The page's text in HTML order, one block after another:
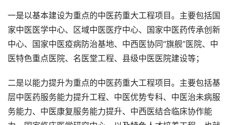
一是以基本建设为重点的中医药重大工程项目。主要包括国
家中医医学中心、区域中医医疗中心、国家中医药传承创新
中心、国家中医疫病防治基地、中西医协同“旗舰”医院、中
医特色重点医院、名医堂工程、县级中医医院建设等；
二是以能力提升为重点的中医药重大工程项目。主要包括基
层中医药服务能力提升工程、中医优势专科、中医治未病服
务能力、中医康复服务能力提升、中西医结合临床协作能